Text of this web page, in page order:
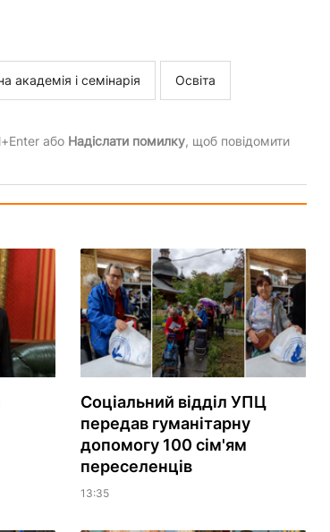
академія і семінарія Освіта
або Надіслати помилку, щоб повідомити
Соціальний відділ УПЦ
передав гуманітарну
допомогу 100 сім'ям
переселенців
13:35